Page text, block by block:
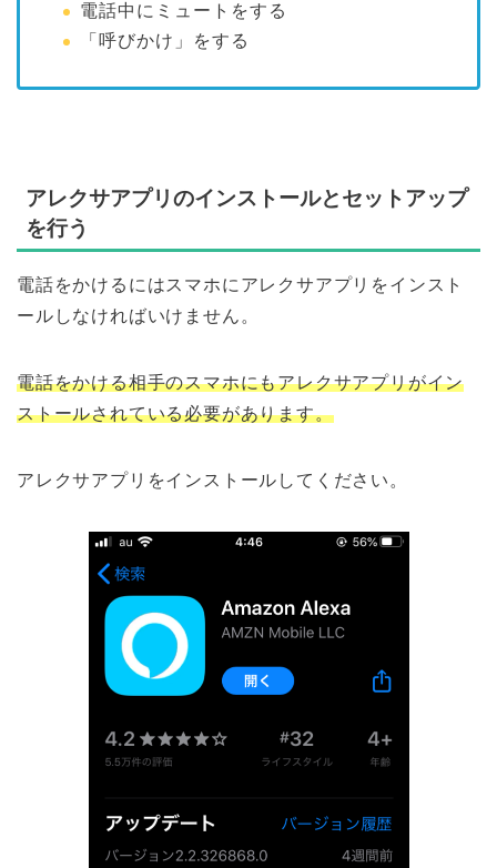
電話中にミュートをする
「呼びかけ」をする
アレクサアプリのインストールとセットアップ
を行う
電話をかけるにはスマホにアレクサアプリをインスト
ールしなければいけません。
電話をかける相手のスマホにもアレクサアプリがイン
ストールされている必要があります。
アレクサアプリをインストールしてください。